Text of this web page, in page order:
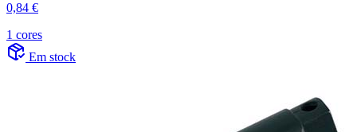
0,84 €
1 cores
Em stock